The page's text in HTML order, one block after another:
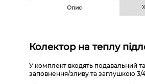
Опис
Колектор на теплу
У комплект входять подавальний
заповнення/зливу та заглушкою 3/